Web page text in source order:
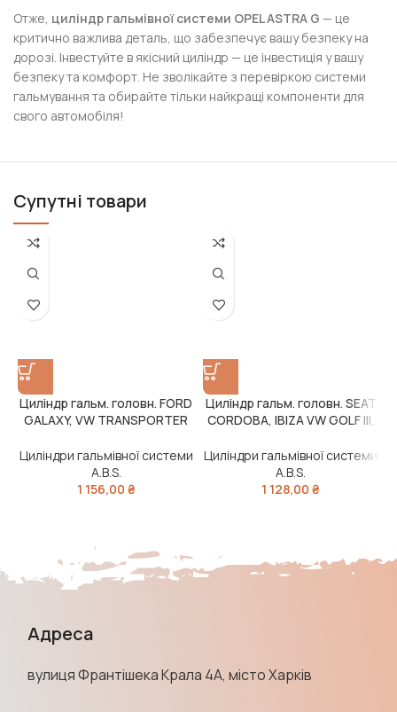
Отже, циліндр гальмівної системи OPEL ASTRA G — це
критично важлива деталь, що забезпечує вашу безпеку на
дорозі. Інвестуйте в якісний циліндр — це інвестиція у вашу
безпеку та комфорт. Не зволікайте з перевіркою системи
гальмування та обирайте тільки найкращі компоненти для
свого автомобіля!
Супутні товари
Циліндр гальм. головн. FORD
GALAXY, VW TRANSPORTER
Циліндри гальмівної системи
A.B.S.
1 156,00 ₴
Циліндр гальм. головн. SEAT
CORDOBA, IBIZA VW GOLF III,
Циліндри гальмівної системи
A.B.S.
1 128,00₴
Адреса
вулиця Франтішека Крала 4А, місто Харків